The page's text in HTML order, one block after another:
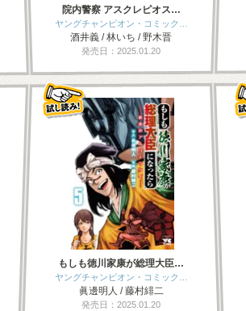
院内警察 アスクレピオス…
ヤングチャンピオン・コミック…
酒井義 / 林いち / 野木晋
発売日：2025.01.20
もしも徳川家康が総理大臣…
ヤングチャンピオン・コミック…
眞邊明人 / 藤村緋二
発売日：2025.01.20